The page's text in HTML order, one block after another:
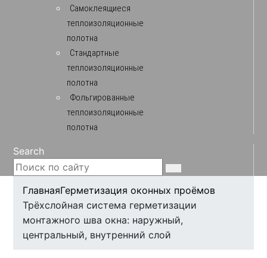
Самоклеящиеся
теплоизоляционные
полотна
Стандартные
теплоизоляционные
полотна
Фольгированные
теплоизоляционные
полотна
Search
ГлавнаяГерметизация оконных проёмов
Трёхслойная система герметизации
монтажного шва окна: наружный,
центральный, внутренний слой